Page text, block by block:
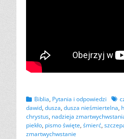
Kategorii
Biblia, Pytania i odpowiedzi
dawid, dusza, dusza nieśmiertelna,
chrystus, nadzieja
piekło, pismo święte, śmierć,
zmartwychwstanie